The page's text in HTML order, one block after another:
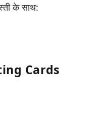
के साथ:
Cards